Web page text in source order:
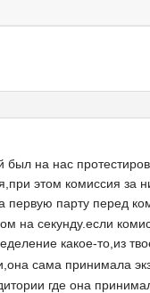
на нас
этом комиссия
первую парту перед
на секунду.если
какое-то,из
сама принимала
где она